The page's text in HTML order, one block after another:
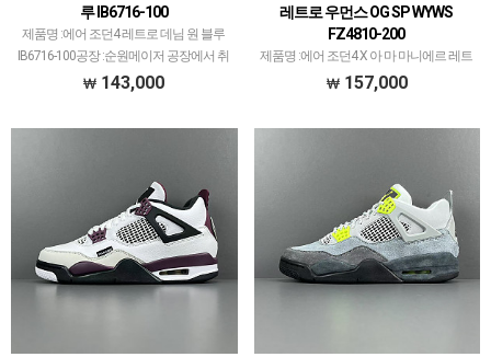
루 IB6716-100
제품명 :에어 조던4 레트로 데님 원 블루
IB6716-100공장 :순원메이저 공장에서 취
급되지 않는 개체 좋은 제품만 선별했습니
143,000
레트로 우먼스 OG SP WYWS
FZ4810-200
제품명 :에어 조던4 X 아 마 마니에르 레트
로 우먼스 OG SP WYWS FZ4810-200공장 :
157,000